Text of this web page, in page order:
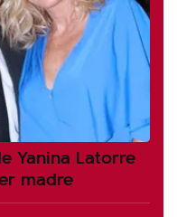
Yanina Latorre
madre